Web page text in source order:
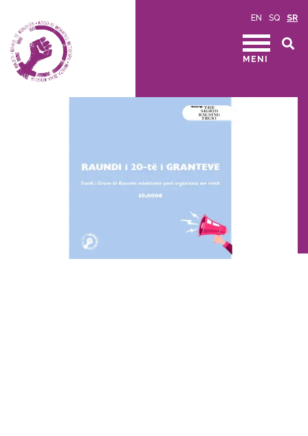
EN SQ SR
MENI